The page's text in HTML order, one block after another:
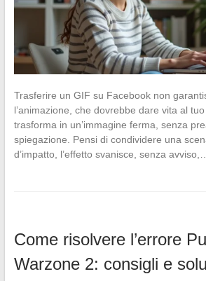
Trasferire un GIF su Facebook non
l’animazione, che dovrebbe dare vita al
trasforma in un’immagine ferma, senza
spiegazione. Pensi di condividere una
d’impatto, l’effetto svanisce, senza avviso,…
Come risolvere l’errore
Warzone 2: consigli e